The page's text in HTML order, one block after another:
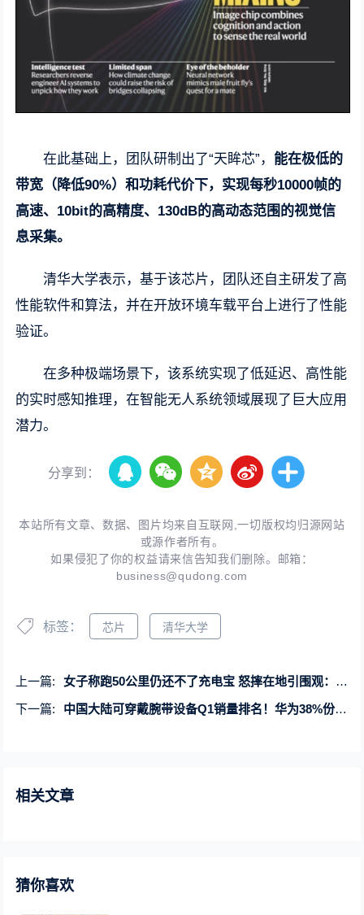
在此基础上，团队研制出了“天眸芯”， 能在极低的
带宽（降低90%）和功耗代价下，实现每秒10000帧的
高速、10bit的高精度、130dB的高动态范围的视觉信
息采集。
清华大学表示，基于该芯片，团队还自主研发了高
性能软件和算法，并在开放环境车载平台上进行了性能
验证。
在多种极端场景下，该系统实现了低延迟、高性能
的实时感知推理，在智能无人系统领域展现了巨大应用
潜力。
分享到：
本站所有文章、数据、图片均来自互联网,一切版权均归源网站
或源作者所有。
如果侵犯了你的权益请来信告知我们删除。邮箱：
business@qudong.com
标签： 芯片 清华大学
上一篇:
女子称跑50公里仍还不了充电宝 怒摔在地引围观：官方客服回应
下一篇:
中国大陆可穿戴腕带设备Q1销量排名！华为38%份额排名第一 小天才超苹果
相关文章
猜你喜欢